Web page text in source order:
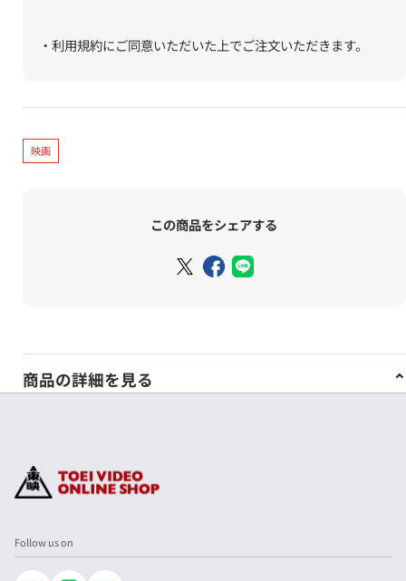
・利用規約にご同意いただいた上でご注文いただきます。
映画
この商品をシェアする
商品の詳細を見る
Follow us on